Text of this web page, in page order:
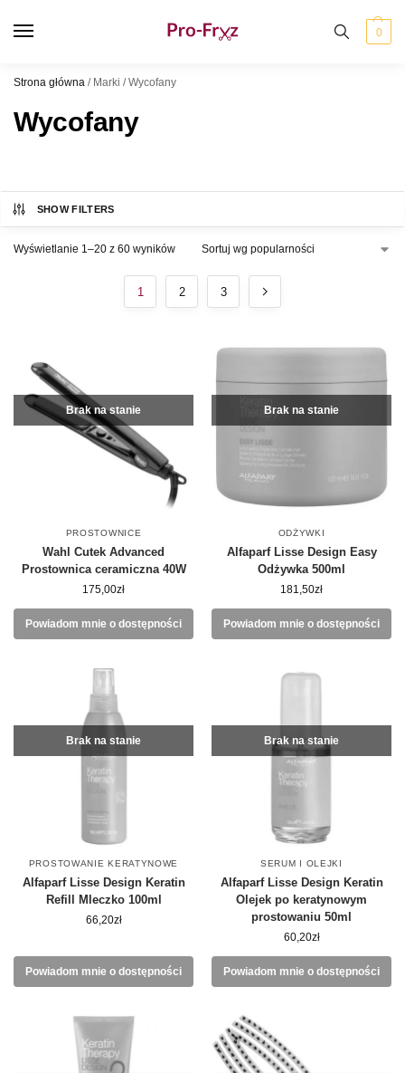
0
Strona główna / Marki /Wycofany
Wycofany
SHOW FILTERS
Wyświetlanie 1–20 z 60 wyników
1 2 3
Brak na stanie
PROSTOWNICE
Wahl Cutek Advanced
Prostownica ceramiczna 40W
175,00zł
Powiadom mnie o dostępności
Brak na stanie
ODŻYWKI
Alfaparf Lisse Design Easy
Odżywka 500ml
181,50zł
Powiadom mnie o dostępności
Brak na stanie
PROSTOWANIE KERATYNOWE
Alfaparf Lisse Design Keratin
Refill Mleczko 100ml
66,20zł
Powiadom mnie o dostępności
Brak na stanie
SERUM I OLEJKI
Alfaparf Lisse Design Keratin
Olejek po keratynowym
prostowaniu 50ml
60,20zł
Powiadom mnie o dostępności